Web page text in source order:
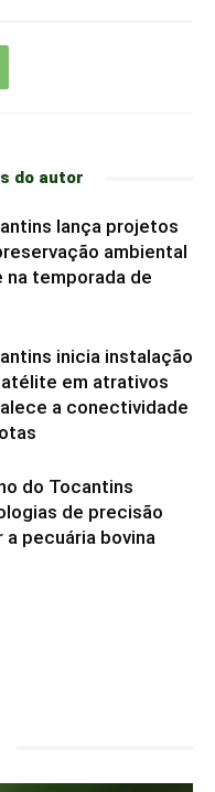
do autor
lança projetos
ambiental
temporada de
inicia instalação
em atrativos
a conectividade
do Tocantins
de precisão
a pecuária bovina